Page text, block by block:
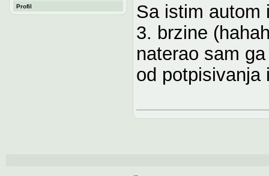
Profil
Sa istim autom
3. brzine
naterao sam
od potpisivanja